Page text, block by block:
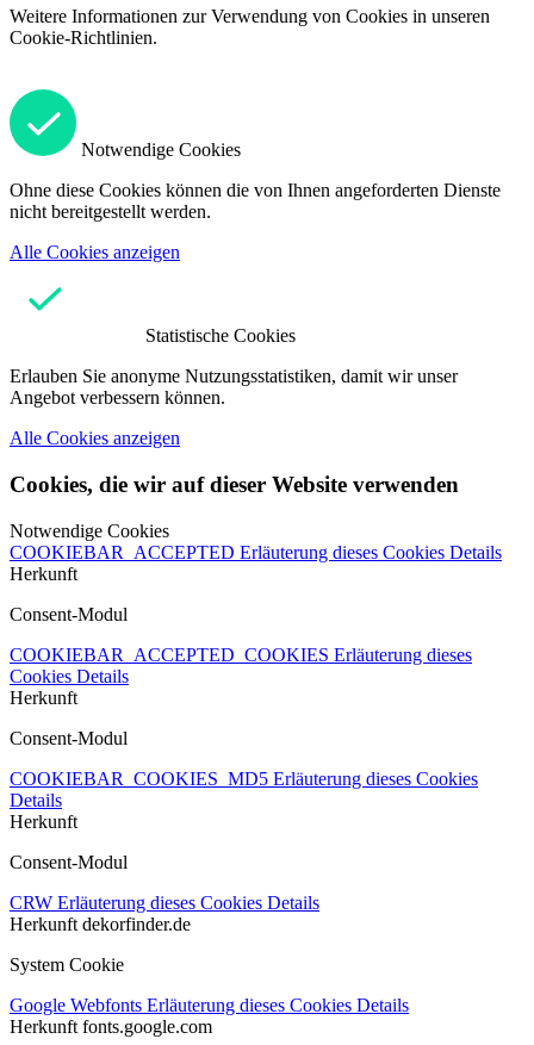
Weitere Informationen zur Verwendung von Cookies in unseren
Cookie-Richtlinien.
Notwendige Cookies
Ohne diese Cookies können die von Ihnen angeforderten Dienste
nicht bereitgestellt werden.
Alle Cookies anzeigen
Statistische Cookies
Erlauben Sie anonyme Nutzungsstatistiken, damit wir unser
Angebot verbessern können.
Alle Cookies anzeigen
Cookies, die wir auf dieser Website verwenden
Notwendige Cookies
COOKIEBAR_ACCEPTED Erläuterung dieses Cookies Details
Herkunft
Consent-Modul
COOKIEBAR_ACCEPTED_COOKIES Erläuterung dieses
Cookies Details
Herkunft
Consent-Modul
COOKIEBAR_COOKIES_MD5 Erläuterung dieses Cookies
Details
Herkunft
Consent-Modul
CRW Erläuterung dieses Cookies Details
Herkunft dekorfinder.de
System Cookie
Google Webfonts Erläuterung dieses Cookies Details
Herkunft fonts.google.com